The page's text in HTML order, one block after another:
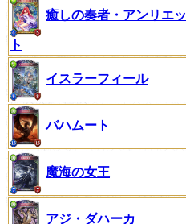
癒しの奏者・アンリエッ
ト
イスラーフィール
バハムート
魔海の女王
アジ・ダハーカ